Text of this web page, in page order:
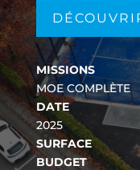
MISSIONS
MOE COMPLÈTE
DATE
2025
SURFACE
BUDGET